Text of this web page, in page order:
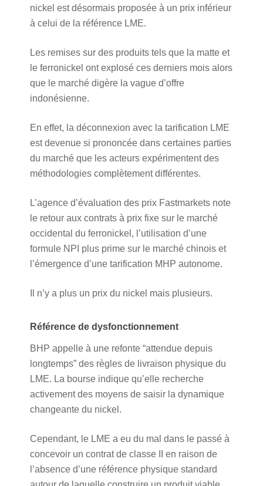
nickel est désormais proposée à un prix inférieur
à celui de la référence LME.
Les remises sur des produits tels que la matte et
le ferronickel ont explosé ces derniers mois alors
que le marché digère la vague d’offre
indonésienne.
En effet, la déconnexion avec la tarification LME
est devenue si prononcée dans certaines parties
du marché que les acteurs expérimentent des
méthodologies complètement différentes.
L’agence d’évaluation des prix Fastmarkets note
le retour aux contrats à prix fixe sur le marché
occidental du ferronickel, l’utilisation d’une
formule NPI plus prime sur le marché chinois et
l’émergence d’une tarification MHP autonome.
Il n’y a plus un prix du nickel mais plusieurs.
Référence de dysfonctionnement
BHP appelle à une refonte “attendue depuis
longtemps” des règles de livraison physique du
LME. La bourse indique qu’elle recherche
activement des moyens de saisir la dynamique
changeante du nickel.
Cependant, le LME a eu du mal dans le passé à
concevoir un contrat de classe II en raison de
l’absence d’une référence physique standard